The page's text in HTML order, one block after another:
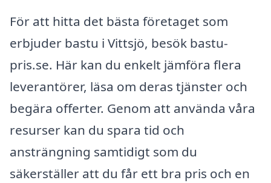
För att hitta det bästa företaget som
erbjuder bastu i Vittsjö, besök bastu-
pris.se. Här kan du enkelt jämföra flera
leverantörer, läsa om deras tjänster och
begära offerter. Genom att använda våra
resurser kan du spara tid och
ansträngning samtidigt som du
säkerställer att du får ett bra pris och en